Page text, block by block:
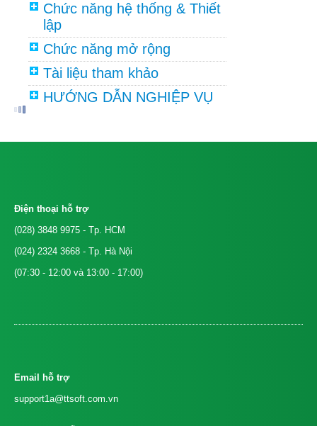
Chức năng hệ thống & Thiết
lập
Chức năng mở rộng
Tài liệu tham khảo
HƯỚNG DẪN NGHIỆP VỤ
Điện thoại hỗ trợ
(028) 3848 9975 - Tp. HCM
(024) 2324 3668 - Tp. Hà Nội
(07:30 - 12:00 và 13:00 - 17:00)
Email hỗ trợ
support1a@ttsoft.com.vn